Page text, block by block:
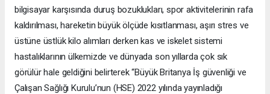
bilgisayar karşısında duruş bozuklukları, spor aktivitelerinin rafa
kaldırılması, hareketin büyük ölçüde kısıtlanması, aşırı stres ve
üstüne üstlük kilo alımları derken kas ve iskelet sistemi
hastalıklarının ülkemizde ve dünyada son yıllarda çok sık
görülür hale geldiğini belirterek “Büyük Britanya İş güvenliği ve
Çalışan Sağlığı Kurulu’nun (HSE) 2022 yılında yayınladığı